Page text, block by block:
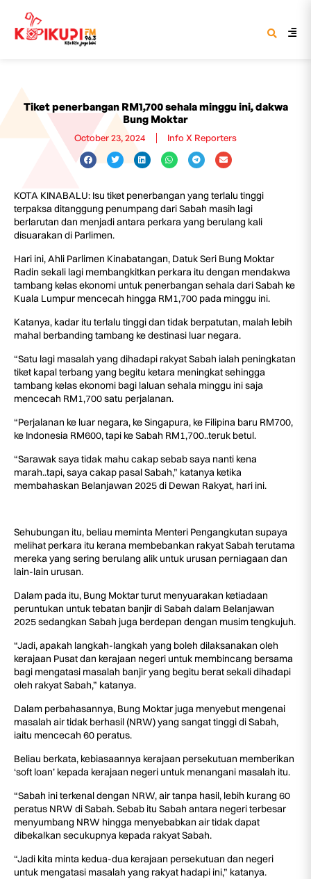
Tiket penerbangan RM1,700 sehala minggu ini, dakwa
Bung Moktar
October 23, 2024 Info X Reporters
KOTA KINABALU: Isu tiket penerbangan yang terlalu tinggi
terpaksa ditanggung penumpang dari Sabah masih lagi
berlarutan dan menjadi antara perkara yang berulang kali
disuarakan di Parlimen.
Hari ini, Ahli Parlimen Kinabatangan, Datuk Seri Bung Moktar
Radin sekali lagi membangkitkan perkara itu dengan mendakwa
tambang kelas ekonomi untuk penerbangan sehala dari Sabah ke
Kuala Lumpur mencecah hingga RM1,700 pada minggu ini.
Katanya, kadar itu terlalu tinggi dan tidak berpatutan, malah lebih
mahal berbanding tambang ke destinasi luar negara.
“Satu lagi masalah yang dihadapi rakyat Sabah ialah peningkatan
tiket kapal terbang yang begitu ketara meningkat sehingga
tambang kelas ekonomi bagi laluan sehala minggu ini saja
mencecah RM1,700 satu perjalanan.
“Perjalanan ke luar negara, ke Singapura, ke Filipina baru RM700,
ke Indonesia RM600, tapi ke Sabah RM1,700..teruk betul.
“Sarawak saya tidak mahu cakap sebab saya nanti kena
marah..tapi, saya cakap pasal Sabah,” katanya ketika
membahaskan Belanjawan 2025 di Dewan Rakyat, hari ini.
Sehubungan itu, beliau meminta Menteri Pengangkutan supaya
melihat perkara itu kerana membebankan rakyat Sabah terutama
mereka yang sering berulang alik untuk urusan perniagaan dan
lain-lain urusan.
Dalam pada itu, Bung Moktar turut menyuarakan ketiadaan
peruntukan untuk tebatan banjir di Sabah dalam Belanjawan
2025 sedangkan Sabah juga berdepan dengan musim tengkujuh.
“Jadi, apakah langkah-langkah yang boleh dilaksanakan oleh
kerajaan Pusat dan kerajaan negeri untuk membincang bersama
bagi mengatasi masalah banjir yang begitu berat sekali dihadapi
oleh rakyat Sabah,” katanya.
Dalam perbahasannya, Bung Moktar juga menyebut mengenai
masalah air tidak berhasil (NRW) yang sangat tinggi di Sabah,
iaitu mencecah 60 peratus.
Beliau berkata, kebiasaannya kerajaan persekutuan memberikan
‘soft loan’ kepada kerajaan negeri untuk menangani masalah itu.
“Sabah ini terkenal dengan NRW, air tanpa hasil, lebih kurang 60
peratus NRW di Sabah. Sebab itu Sabah antara negeri terbesar
menyumbang NRW hingga menyebabkan air tidak dapat
dibekalkan secukupnya kepada rakyat Sabah.
“Jadi kita minta kedua-dua kerajaan persekutuan dan negeri
untuk mengatasi masalah yang rakyat hadapi ini,” katanya.